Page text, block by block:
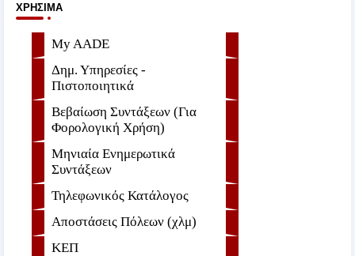
ΧΡΉΣΙΜΑ
My AADE
Δημ. Υπηρεσίες -
Πιστοποιητικά
Βεβαίωση Συντάξεων (Για
Φορολογική Χρήση)
Μηνιαία Ενημερωτικά
Συντάξεων
Τηλεφωνικός Κατάλογος
Αποστάσεις Πόλεων (χλμ)
ΚΕΠ